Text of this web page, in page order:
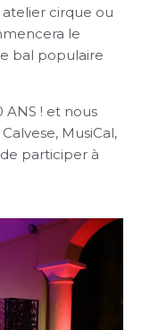
cirque ou
le
bal populaire
ANS ! et nous
MusiCal,
participer à